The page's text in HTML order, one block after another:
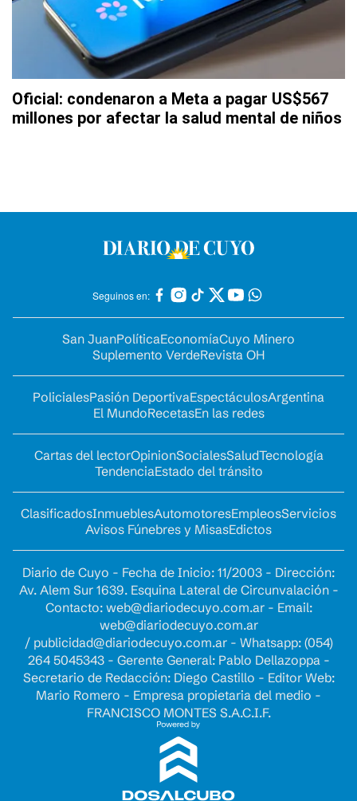
Oficial: condenaron a Meta a pagar US$567
millones por afectar la salud mental de niños
Seguinos en:
San JuanPolíticaEconomíaCuyo Minero
Suplemento VerdeRevista OH
PolicialesPasión DeportivaEspectáculosArgentina
El MundoRecetasEn las redes
Cartas del lectorOpinionSocialesSaludTecnología
TendenciaEstado del tránsito
ClasificadosInmueblesAutomotoresEmpleosServicios
Avisos Fúnebres y MisasEdictos
Diario de Cuyo - Fecha de Inicio: 11/2003 - Dirección:
Av. Alem Sur 1639. Esquina Lateral de Circunvalación -
Contacto: web@diariodecuyo.com.ar- Email:
web@diariodecuyo.com.ar
/ publicidad@diariodecuyo.com.ar- Whatsapp: (054)
264 5045343 - Gerente General: Pablo Dellazoppa -
Secretario de Redacción: Diego Castillo - Editor Web:
Mario Romero - Empresa propietaria del medio -
FRANCISCO MONTES S.A.C.I.F.